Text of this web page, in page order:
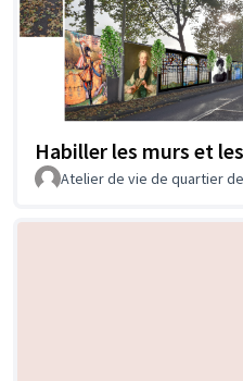
Habiller les murs et
Atelier de vie de quartier